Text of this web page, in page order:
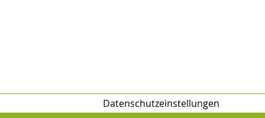
Datenschutzeinstellungen